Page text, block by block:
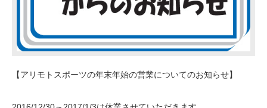
【アリモトスポーツの年末年始の営業についてのお知らせ】